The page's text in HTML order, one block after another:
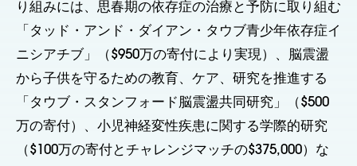
り組みには、思春期の依存症の治療と予防に取り組む
「タッド・アンド・ダイアン・タウブ青少年依存症イ
ニシアチブ」（$950万の寄付により実現）、脳震盪
から子供を守るための教育、ケア、研究を推進する
「タウブ・スタンフォード脳震盪共同研究」（$500
万の寄付）、小児神経変性疾患に関する学際的研究
（$100万の寄付とチャレンジマッチの$375,000）な